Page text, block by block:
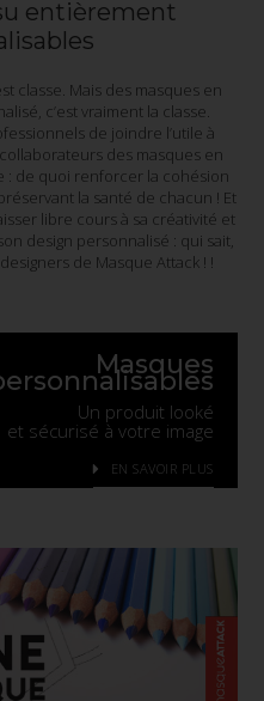
entièrement
classe. Mais des masques en
c’est vraiment la classe.
de joindre l’utile à
des masques en
: de quoi renforcer la cohésion
la santé de chacun ! Et
libre cours à sa créativité et
design personnalisé : qui sait,
de Masque Attack ! !
Masques
Un produit looké
et sécurisé à votre image
EN SAVOIR PLUS